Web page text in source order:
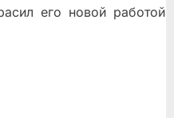
его новой работой